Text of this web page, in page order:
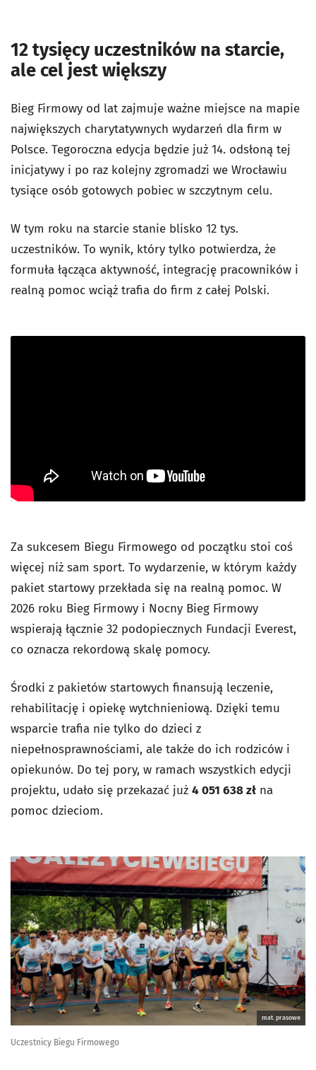
12 tysięcy uczestników na starcie,
ale cel jest większy
Bieg Firmowy od lat zajmuje ważne miejsce na mapie
największych charytatywnych wydarzeń dla firm w
Polsce. Tegoroczna edycja będzie już 14. odsłoną tej
inicjatywy i po raz kolejny zgromadzi we Wrocławiu
tysiące osób gotowych pobiec w szczytnym celu.
W tym roku na starcie stanie blisko 12 tys.
uczestników. To wynik, który tylko potwierdza, że
formuła łącząca aktywność, integrację pracowników i
realną pomoc wciąż trafia do firm z całej Polski.
Za sukcesem Biegu Firmowego od początku stoi coś
więcej niż sam sport. To wydarzenie, w którym każdy
pakiet startowy przekłada się na realną pomoc. W
2026 roku Bieg Firmowy i Nocny Bieg Firmowy
wspierają łącznie 32 podopiecznych Fundacji Everest,
co oznacza rekordową skalę pomocy.
Środki z pakietów startowych finansują leczenie,
rehabilitację i opiekę wytchnieniową. Dzięki temu
wsparcie trafia nie tylko do dzieci z
niepełnosprawnościami, ale także do ich rodziców i
opiekunów. Do tej pory, w ramach wszystkich edycji
projektu, udało się przekazać już 4 051 638 zł na
pomoc dzieciom.
mat. prasowe
Uczestnicy Biegu Firmowego